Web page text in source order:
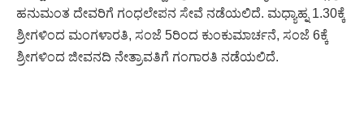
ಹನುಮಂತ ದೇವರಿಗೆ ಗಂಧಲೇಪನ ಸೇವೆ ನಡೆಯಲಿದೆ. ಮಧ್ಯಾಹ್ನ 1.30ಕ್ಕೆ
ಶ್ರೀಗಳಿಂದ ಮಂಗಳಾರತಿ, ಸಂಜೆ 5ರಿಂದ ಕುಂಕುಮಾರ್ಚನೆ, ಸಂಜೆ 6ಕ್ಕೆ
ಶ್ರೀಗಳಿಂದ ಜೀವನದಿ ನೇತ್ರಾವತಿಗೆ ಗಂಗಾರತಿ ನಡೆಯಲಿದೆ.